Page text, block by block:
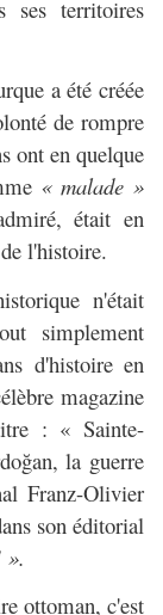
ses territoires
a été créée
de rompre
ont en quelque
« malade »
était en
l'histoire.
n'était
simplement
d'histoire en
magazine
: « Sainte-
la guerre
Franz-Olivier
son éditorial
».
ottoman, c'est